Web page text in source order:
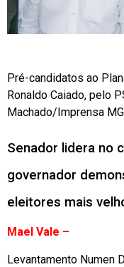
Pré-candidatos ao
Ronaldo Caiado, pelo
Machado/Imprensa
Senador lidera no
governador
eleitores mais
Mael Vale –
Levantamento Numen